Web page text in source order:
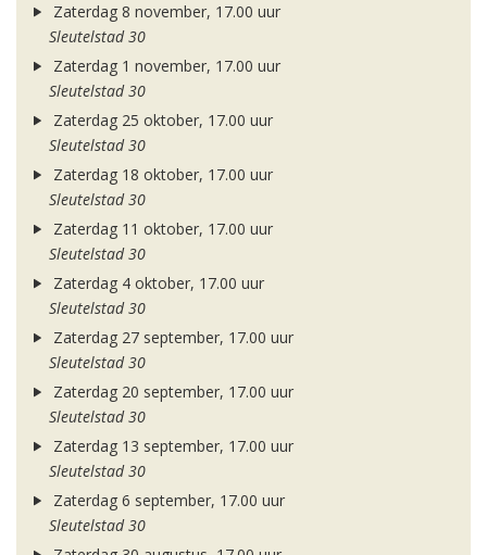
Zaterdag 8 november, 17.00 uur
Sleutelstad 30
Zaterdag 1 november, 17.00 uur
Sleutelstad 30
Zaterdag 25 oktober, 17.00 uur
Sleutelstad 30
Zaterdag 18 oktober, 17.00 uur
Sleutelstad 30
Zaterdag 11 oktober, 17.00 uur
Sleutelstad 30
Zaterdag 4 oktober, 17.00 uur
Sleutelstad 30
Zaterdag 27 september, 17.00 uur
Sleutelstad 30
Zaterdag 20 september, 17.00 uur
Sleutelstad 30
Zaterdag 13 september, 17.00 uur
Sleutelstad 30
Zaterdag 6 september, 17.00 uur
Sleutelstad 30